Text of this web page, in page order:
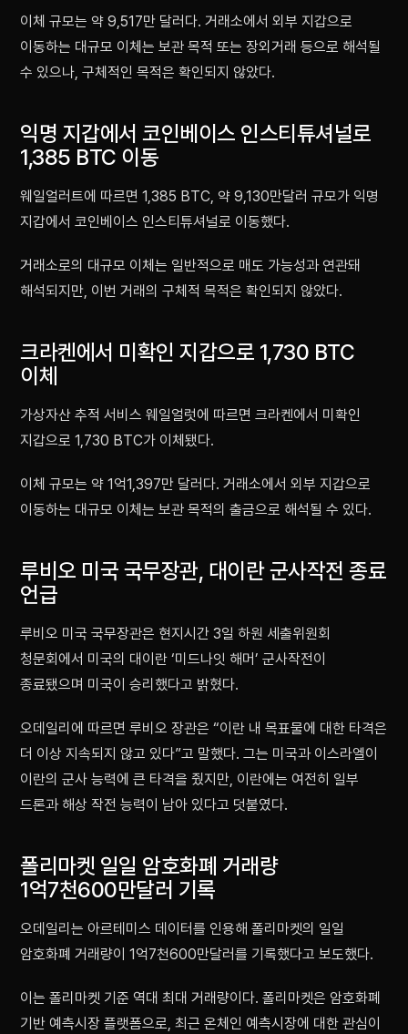
이체 규모는 약 9,517만 달러다. 거래소에서 외부 지갑으로
이동하는 대규모 이체는 보관 목적 또는 장외거래 등으로 해석될
수 있으나, 구체적인 목적은 확인되지 않았다.
익명 지갑에서 코인베이스 인스티튜셔널로
1,385 BTC 이동
웨일얼러트에 따르면 1,385 BTC, 약 9,130만달러 규모가 익명
지갑에서 코인베이스 인스티튜셔널로 이동했다.
거래소로의 대규모 이체는 일반적으로 매도 가능성과 연관돼
해석되지만, 이번 거래의 구체적 목적은 확인되지 않았다.
크라켄에서 미확인 지갑으로 1,730 BTC
이체
가상자산 추적 서비스 웨일얼럿에 따르면 크라켄에서 미확인
지갑으로 1,730 BTC가 이체됐다.
이체 규모는 약 1억1,397만 달러다. 거래소에서 외부 지갑으로
이동하는 대규모 이체는 보관 목적의 출금으로 해석될 수 있다.
루비오 미국 국무장관, 대이란 군사작전 종료
언급
루비오 미국 국무장관은 현지시간 3일 하원 세출위원회
청문회에서 미국의 대이란 ‘미드나잇 해머’ 군사작전이
종료됐으며 미국이 승리했다고 밝혔다.
오데일리에 따르면 루비오 장관은 “이란 내 목표물에 대한 타격은
더 이상 지속되지 않고 있다”고 말했다. 그는 미국과 이스라엘이
이란의 군사 능력에 큰 타격을 줬지만, 이란에는 여전히 일부
드론과 해상 작전 능력이 남아 있다고 덧붙였다.
폴리마켓 일일 암호화폐 거래량
1억7천600만달러 기록
오데일리는 아르테미스 데이터를 인용해 폴리마켓의 일일
암호화폐 거래량이 1억7천600만달러를 기록했다고 보도했다.
이는 폴리마켓 기준 역대 최대 거래량이다. 폴리마켓은 암호화폐
기반 예측시장 플랫폼으로, 최근 온체인 예측시장에 대한 관심이